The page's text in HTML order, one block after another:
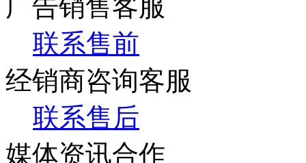
广告销售客服
联系售前
经销商咨询客服
联系售后
媒体资讯合作